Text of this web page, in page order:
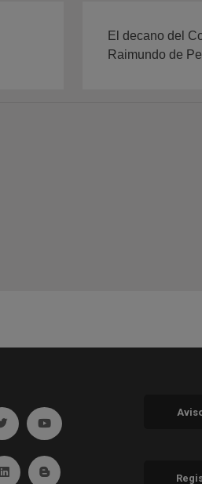
El decano del
Raimundo de
(abre en ventana nueva)
Ir a twitter (abre en ventana nueva)
Ir a YouTube (abre en
(abre en ventana nueva)
Ir a Linkedin (abre en ventana nueva)
Ir al Blog (abre en ventana